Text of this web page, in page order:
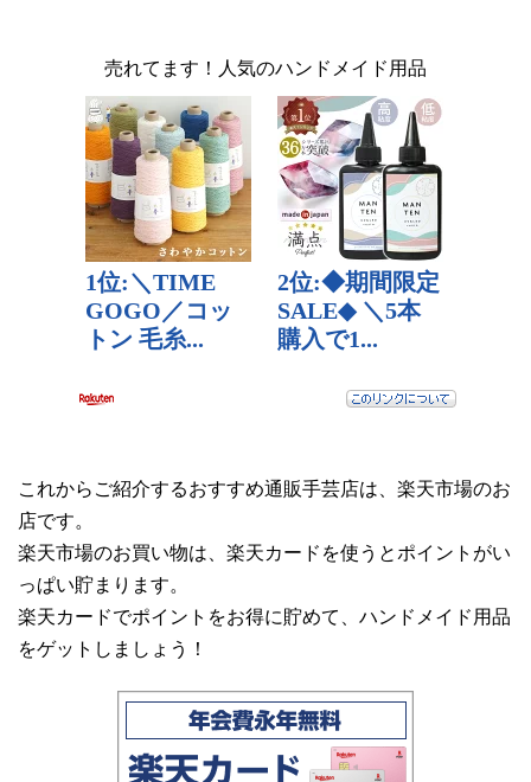
売れてます！人気のハンドメイド用品
これからご紹介するおすすめ通販手芸店は、楽天市場のお
店です。
楽天市場のお買い物は、楽天カードを使うとポイントがい
っぱい貯まります。
楽天カードでポイントをお得に貯めて、ハンドメイド用品
をゲットしましょう！